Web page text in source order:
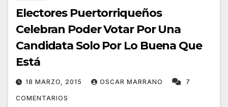
Electores Puertorriqueños
Celebran Poder Votar Por Una
Candidata Solo Por Lo Buena Que
Está
18 MARZO, 2015 OSCAR MARRANO 7
COMENTARIOS